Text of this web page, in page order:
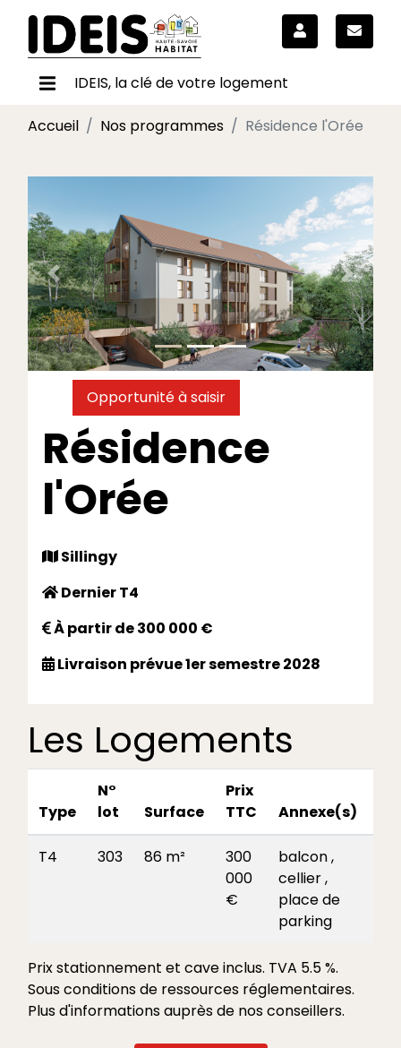
IDEIS, la clé de votre logement
Accueil Nos programmes Résidence l'Orée
Précédent Suivant
Opportunité à saisir
Résidence
l'Orée
Sillingy
Dernier T4
À partir de 300 000 €
Livraison prévue 1er semestre 2028
Les Logements
Type
N°
lot
Surface
Prix
TTC
Annexe(s)
T4 303 86 m²
300
000
€
balcon ,
cellier ,
place de
parking
Prix stationnement et cave inclus. TVA 5.5 %.
Sous conditions de ressources réglementaires.
Plus d'informations auprès de nos conseillers.